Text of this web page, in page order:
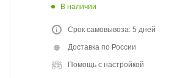
В наличии
Срок самовывоза: 5 дней
Доставка по России
Помощь с настройкой